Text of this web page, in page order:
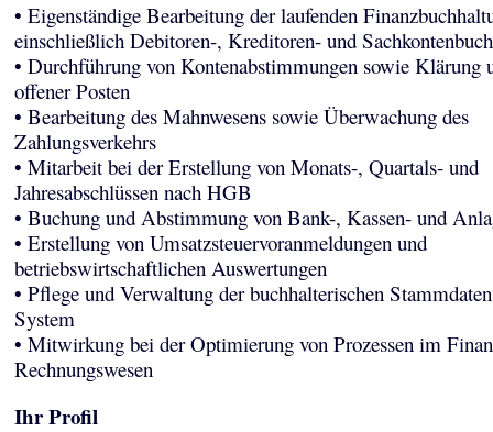
• Eigenständige Bearbeitung der laufenden
einschließlich Debitoren-, Kreditoren- und
• Durchführung von Kontenabstimmungen sowie Klärung
offener Posten
• Bearbeitung des Mahnwesens sowie Überwachung des
Zahlungsverkehrs
• Mitarbeit bei der Erstellung von Monats-, Quartals- und
Jahresabschlüssen nach HGB
• Buchung und Abstimmung von Bank-, Kassen- und
• Erstellung von Umsatzsteuervoranmeldungen und
betriebswirtschaftlichen Auswertungen
• Pflege und Verwaltung der buchhalterischen
System
• Mitwirkung bei der Optimierung von Prozessen im
Rechnungswesen
Ihr Profil